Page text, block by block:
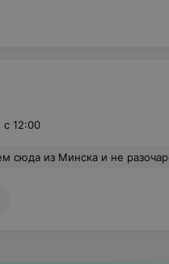
с 12:00
стейки, внимательные официанты, "плюшки" от заведения, уютный интерьер